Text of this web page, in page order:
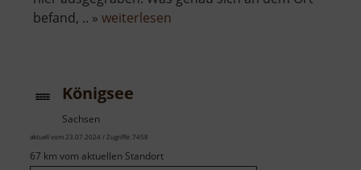
befand, .. » weiterlesen
Königsee
Sachsen
aktuell vom 23.07.2024 / Zugriffe: 7458
67 km vom aktuellen Standort